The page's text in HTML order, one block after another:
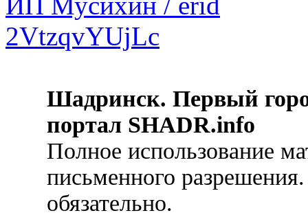
Шадринск. Первый
портал SHADR.info
Полное использование
письменного
обязательно.